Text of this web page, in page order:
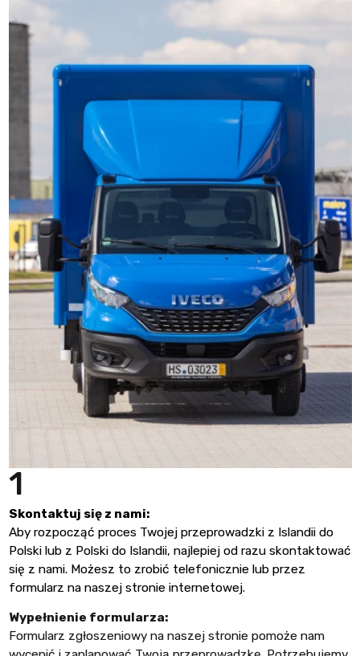
1
Skontaktuj się z nami:
Aby rozpocząć proces Twojej przeprowadzki z Islandii do
Polski lub z Polski do Islandii, najlepiej od razu skontaktować
się z nami. Możesz to zrobić telefonicznie lub przez
formularz na naszej stronie internetowej.
Wypełnienie formularza:
Formularz zgłoszeniowy na naszej stronie pomoże nam